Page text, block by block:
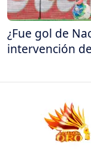
¿Fue gol de
intervención